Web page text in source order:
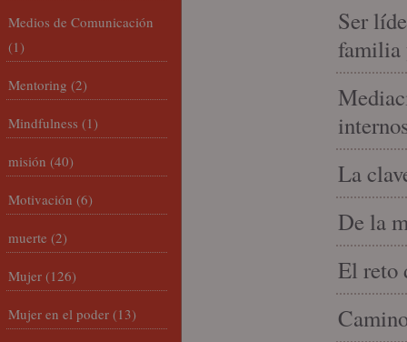
Ser
familia
La
De la
El reto
Medios de Comunicación
(1)
Mentoring (2)
Mindfulness (1)
misión (40)
Motivación (6)
muerte (2)
Mujer (126)
Mujer en el poder (13)